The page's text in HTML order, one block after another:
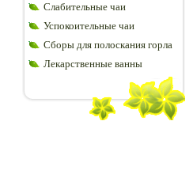
Слабительные чаи
Успокоительные чаи
Сборы для полоскания горла
Лекарственные ванны